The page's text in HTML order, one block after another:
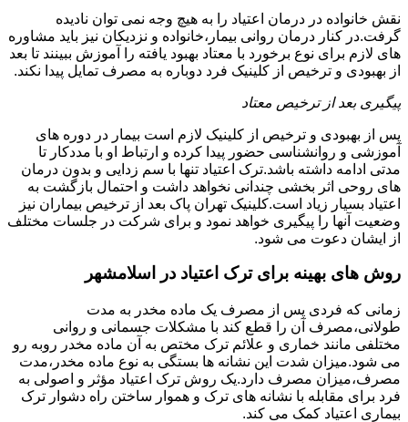
نقش خانواده در درمان اعتیاد را به هیچ وجه نمی توان نادیده
گرفت.در کنار درمان روانی بیمار،خانواده و نزدیکان نیز باید مشاوره
های لازم برای نوع برخورد با معتاد بهبود یافته را آموزش ببینند تا بعد
از بهبودی و ترخیص از کلینیک فرد دوباره به مصرف تمایل پیدا نکند.
پیگیری بعد از ترخیص معتاد
پس از بهبودی و ترخیص از کلینیک لازم است بیمار در دوره های
آموزشی و روانشناسی حضور پیدا کرده و ارتباط او با مددکار تا
مدتی ادامه داشته باشد.ترک اعتیاد تنها با سم زدایی و بدون درمان
های روحی اثر بخشی چندانی نخواهد داشت و احتمال بازگشت به
اعتیاد بسیار زیاد است.کلینیک تهران پاک بعد از ترخیص بیماران نیز
وضعیت آنها را پیگیری خواهد نمود و برای شرکت در جلسات مختلف
از ایشان دعوت می شود.
روش های بهینه برای ترک اعتیاد در اسلامشهر
زمانی که فردی پس از مصرف یک ماده مخدر به مدت
طولانی،مصرف آن را قطع کند با مشکلات جسمانی و روانی
مختلفی مانند خماری و علائم ترک مختص به آن ماده مخدر روبه رو
می شود.میزان شدت این نشانه ها بستگی به نوع ماده مخدر،مدت
مصرف،میزان مصرف دارد.یک روش ترک اعتیاد مؤثر و اصولی به
فرد برای مقابله با نشانه های ترک و هموار ساختن راه دشوار ترک
بیماری اعتیاد کمک می کند.